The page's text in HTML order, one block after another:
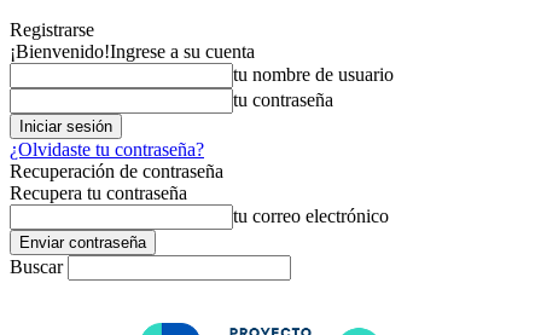
Registrarse
¡Bienvenido!Ingrese a su cuenta
tu nombre de usuario
tu contraseña
¿Olvidaste tu contraseña?
Recuperación de contraseña
Recupera tu contraseña
tu correo electrónico
Buscar